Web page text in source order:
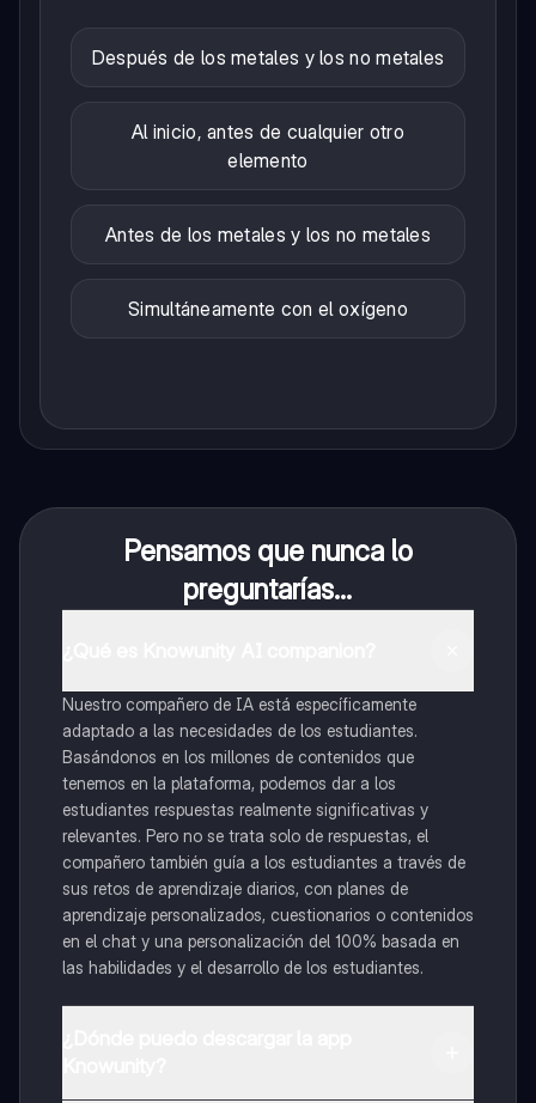
Después de los metales y los no metales
Al inicio, antes de cualquier otro
elemento
Antes de los metales y los no metales
Simultáneamente con el oxígeno
Pensamos que nunca lo
preguntarías...
Nuestro compañero de IA está específicamente
adaptado a las necesidades de los estudiantes.
Basándonos en los millones de contenidos que
tenemos en la plataforma, podemos dar a los
estudiantes respuestas realmente significativas y
relevantes. Pero no se trata solo de respuestas, el
compañero también guía a los estudiantes a través de
sus retos de aprendizaje diarios, con planes de
aprendizaje personalizados, cuestionarios o contenidos
en el chat y una personalización del 100% basada en
las habilidades y el desarrollo de los estudiantes.